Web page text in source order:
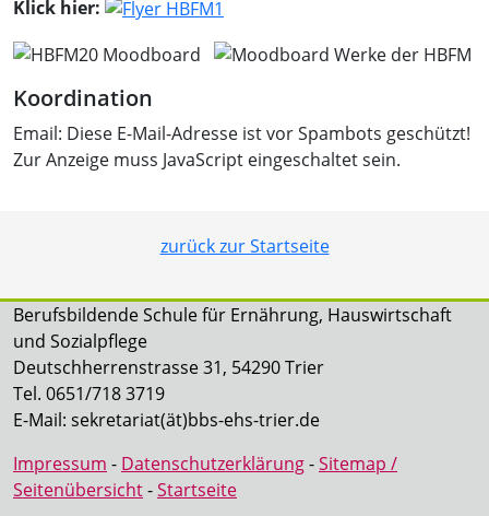
Klick hier:
Koordination
Email: Diese E-Mail-Adresse ist vor Spambots geschützt!
Zur Anzeige muss JavaScript eingeschaltet sein.
zurück zur Startseite
Berufsbildende Schule für Ernährung, Hauswirtschaft
und Sozialpflege
Deutschherrenstrasse 31, 54290 Trier
Tel. 0651/718 3719
E-Mail: sekretariat(ät)bbs-ehs-trier.de
Impressum - Datenschutzerklärung-Sitemap /
Seitenübersicht-Startseite